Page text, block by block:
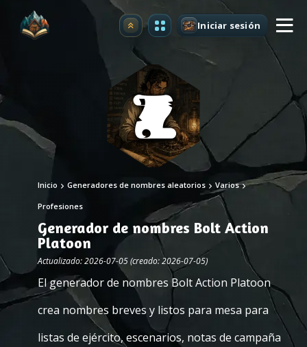
Mejorar Iniciar sesión
Inicio Generadores de nombres aleatorios Varios
Profesiones
Generador de nombres Bolt Action
Platoon
Actualizado: 2026-07-05 (creado: 2026-07-05)
El generador de nombres Bolt Action Platoon
crea nombres breves y listos para mesa para
listas de ejército, escenarios, notas de campaña